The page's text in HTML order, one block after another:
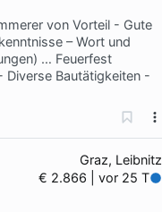
von Vorteil - Gute
– Wort und
… Feuerfest
Diverse Bautätigkeiten -
Graz, Leibnitz
€ 2.866 | vor 25 T